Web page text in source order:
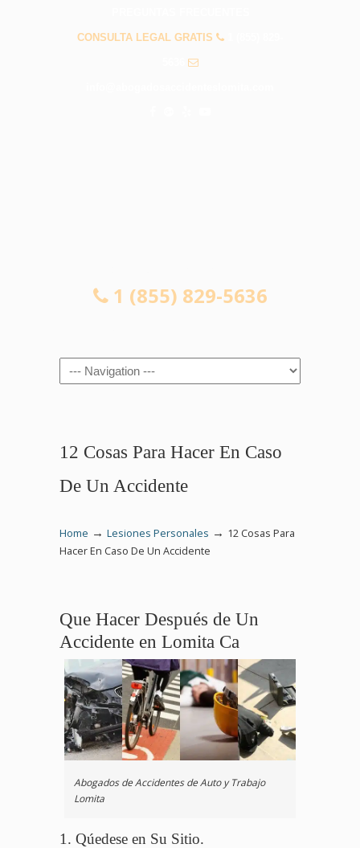
CONSULTA LEGAL GRATIS
1 (855) 829-5636
Navigation
12 Cosas Para Hacer En Caso
De Un Accidente
Home → Lesiones Personales → 12 Cosas Para
Hacer En Caso De Un Accidente
Que Hacer Después de Un
Accidente en Lomita Ca
Abogados de Accidentes de Auto y Trabajo
Lomita
1. Qúedese en Su Sitio.